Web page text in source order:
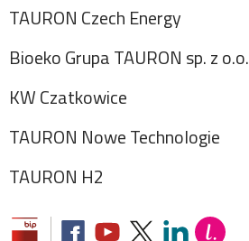
TAURON Czech Energy
Bioeko Grupa TAURON sp. z o.o.
KW Czatkowice
TAURON Nowe Technologie
TAURON H2